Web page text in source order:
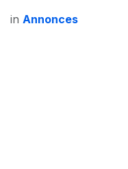
in Annonces